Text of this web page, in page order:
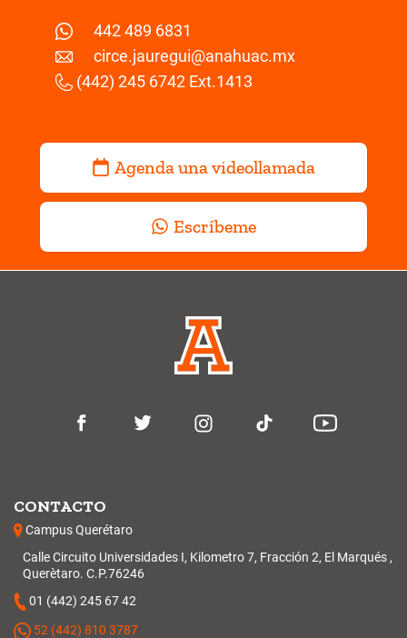
442 489 6831
circe.jauregui@anahuac.mx
(442) 245 6742 Ext.1413
Agenda una videollamada
Escríbeme
CONTACTO
Campus Querétaro
Calle Circuito Universidades I, Kilometro 7, Fracción 2, El Marqués ,
Querètaro. C.P.76246
01 (442) 245 67 42
52 (442) 810 3787